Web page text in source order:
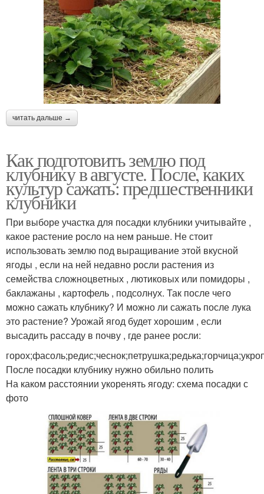
читать дальше →
Как подготовить землю под
клубнику в августе. После, каких
культур сажать: предшественники
клубники
При выборе участка для посадки клубники учитывайте ,
какое растение росло на нем раньше. Не стоит
использовать землю под выращивание этой вкусной
ягоды , если на ней недавно росли растения из
семейства сложноцветных , лютиковых или помидоры ,
баклажаны , картофель , подсолнух. Так после чего
можно сажать клубнику? И можно ли сажать после лука
это растение? Урожай ягод будет хорошим , если
высадить рассаду в почву , где ранее росли:
После посадки клубнику нужно обильно полить
На каком расстоянии укоренять ягоду: схема посадки с
фото